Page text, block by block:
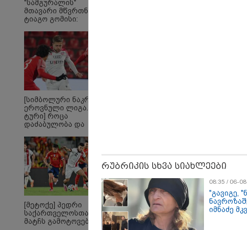
„დიდი რაოდენობით
ბაღები ნადგურდება,
"სამგურალის"
მთავარი მწვრთნელი
ტიაგო გომისი:
ტალანტების
ქვეყანაა"!
[სიმბოლური ნაკრები.
ეროვნული ლიგა. XXX
ტური] როცა
დაძაბულობა და
არიან...
[მეტოქე] პედრი
საქართველოსთან
მატჩს გამოტოვებს
რუბრიკის სხვა სიახლეები
08:35 / 06-
"გავიგე,
იმნაძე